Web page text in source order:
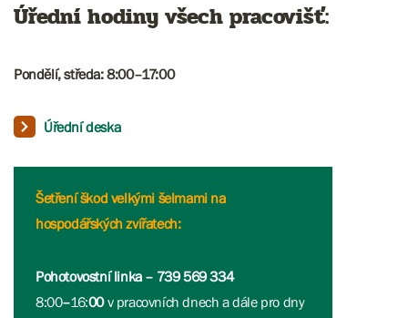
Úřední hodiny všech pracovišť:
Pondělí, středa: 8:00–17:00
Úřední deska
Šetření škod velkými šelmami na
hospodářských zvířatech:
Pohotovostní linka – 739 569 334
8:00–16:00v pracovních dnech a dále pro dny